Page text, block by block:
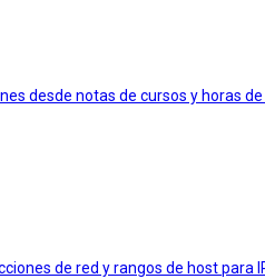
desde notas de cursos y horas
de red y rangos de host para